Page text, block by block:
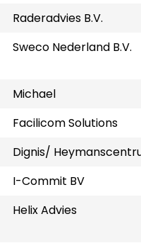
Raderadvies B.V.
Sweco Nederland B.V.
Michael
Facilicom Solutions
Dignis/
I-Commit BV
Helix Advies